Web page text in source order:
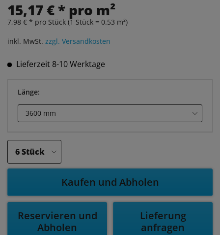
15,17 € * pro m²
7,98 € * pro Stück (1 Stück = 0.53 m²)
inkl. MwSt. zzgl. Versandkosten
Lieferzeit 8-10 Werktage
Länge:
Kaufen und Abholen
Reservieren und
Abholen
Lieferung
anfragen